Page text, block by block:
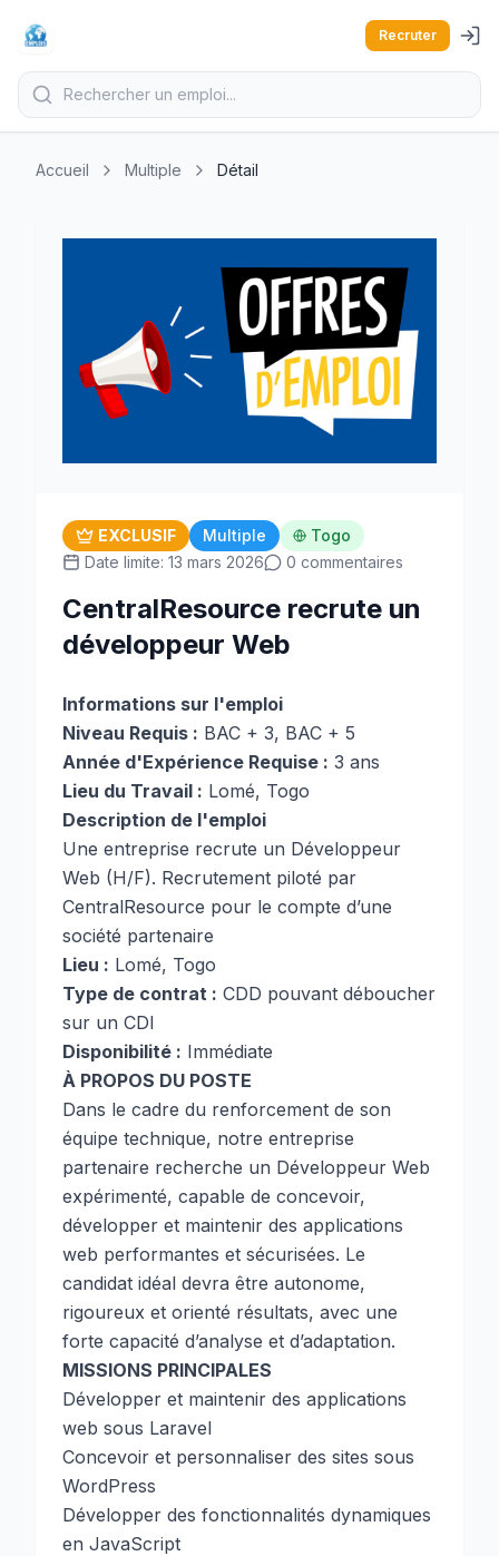
Recruter
Accueil Multiple Détail
EXCLUSIF Multiple
Togo
Date limite: 13 mars 2026
0 commentaires
CentralResource recrute un
développeur Web
Informations sur l'emploi
Niveau Requis : BAC + 3, BAC + 5
Année d'Expérience Requise : 3 ans
Lieu du Travail : Lomé, Togo
Description de l'emploi
Une entreprise recrute un Développeur
Web (H/F). Recrutement piloté par
CentralResource pour le compte d’une
société partenaire
Lieu : Lomé, Togo
Type de contrat : CDD pouvant déboucher
sur un CDI
Disponibilité : Immédiate
À PROPOS DU POSTE
Dans le cadre du renforcement de son
équipe technique, notre entreprise
partenaire recherche un Développeur Web
expérimenté, capable de concevoir,
développer et maintenir des applications
web performantes et sécurisées. Le
candidat idéal devra être autonome,
rigoureux et orienté résultats, avec une
forte capacité d’analyse et d’adaptation.
MISSIONS PRINCIPALES
Développer et maintenir des applications
web sous Laravel
Concevoir et personnaliser des sites sous
WordPress
Développer des fonctionnalités dynamiques
en JavaScript